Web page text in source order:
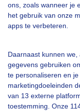
ons, zoals wanneer je
het gebruik van onze
apps te verbeteren.
Daarnaast kunnen
gegevens gebruiken
te personaliseren en
marketingdoeleinden
van 13 externe
toestemming. Onze
Over Buienradar
Veelgestelde
Contact
Toegankelijkheid